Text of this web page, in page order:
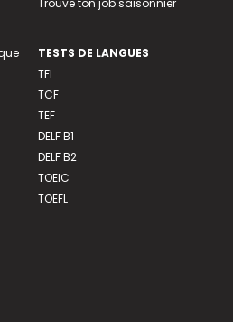
Trouve ton job saisonnier
TESTS DE LANGUES
TFI
TCF
TEF
DELF B1
DELF B2
TOEIC
TOEFL